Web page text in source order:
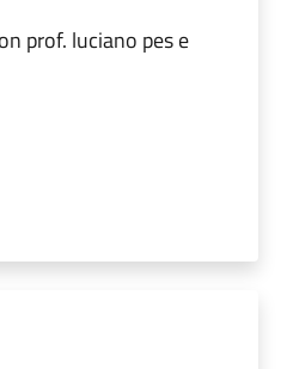
prof. luciano pes e